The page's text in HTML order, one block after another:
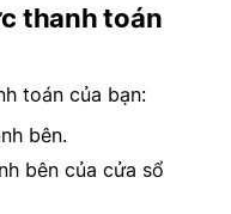
thanh toán
toán của bạn:
bên.
bên của cửa sổ